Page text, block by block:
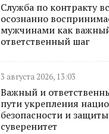
Служба по контракту
осознанно
мужчинами как
ответственный шаг
3 августа 2026, 13:03
Важный и
пути укрепления
безопасности и защиты
суверенитет